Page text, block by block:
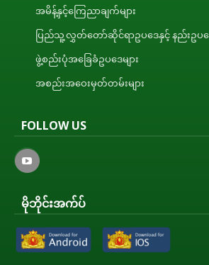
အမိန့်နှင့်ကြေညာချက်များ
ပြည်သူ့လွှတ်တော်ဆိုင်ရာဥပဒေနှင့် နည်းဥပဒေ
ဖွဲ့စည်းပုံအခြေခံဥပဒေများ
အစည်းအဝေးမှတ်တမ်းများ
FOLLOW US
မိုဘိုင်းအက်ပ်